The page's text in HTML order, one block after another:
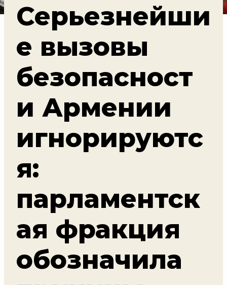
Серьезнейши
е вызовы
безопасност
и Армении
игнорируютс
я:
парламентск
ая фракция
обозначила